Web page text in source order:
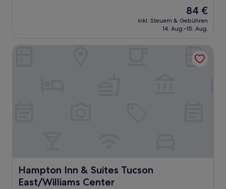
Bewertungen)
Der
Preis
beträgt
84 €
inkl. Steuern & Gebühren
14. Aug.–15. Aug.
Hampton Inn & Suites Tucson
East/Williams Center
Hampton Inn & Suites Tucson East/Williams Center
Hampton Inn & Suites Tucson East/Williams Center